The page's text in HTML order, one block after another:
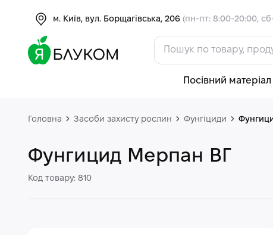
м. Київ, вул. Борщагівська, 206 (пн-пт: 8:00-20:00,
Посівний матеріал
Головна Засоби захисту рослин Фунгіциди
Фунгицид Мерпан ВГ
Код товару: 810